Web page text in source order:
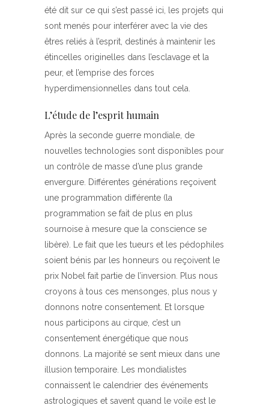
été dit sur ce qui s’est passé ici, les projets qui
sont menés pour interférer avec la vie des
êtres reliés à l’esprit, destinés à maintenir les
étincelles originelles dans l’esclavage et la
peur, et l’emprise des forces
hyperdimensionnelles dans tout cela.
L’étude de l’esprit humain
Après la seconde guerre mondiale, de
nouvelles technologies sont disponibles pour
un contrôle de masse d’une plus grande
envergure. Différentes générations reçoivent
une programmation différente (la
programmation se fait de plus en plus
sournoise à mesure que la conscience se
libère). Le fait que les tueurs et les pédophiles
soient bénis par les honneurs ou reçoivent le
prix Nobel fait partie de l’inversion. Plus nous
croyons à tous ces mensonges, plus nous y
donnons notre consentement. Et lorsque
nous participons au cirque, c’est un
consentement énergétique que nous
donnons. La majorité se sent mieux dans une
illusion temporaire. Les mondialistes
connaissent le calendrier des événements
astrologiques et savent quand le voile est le